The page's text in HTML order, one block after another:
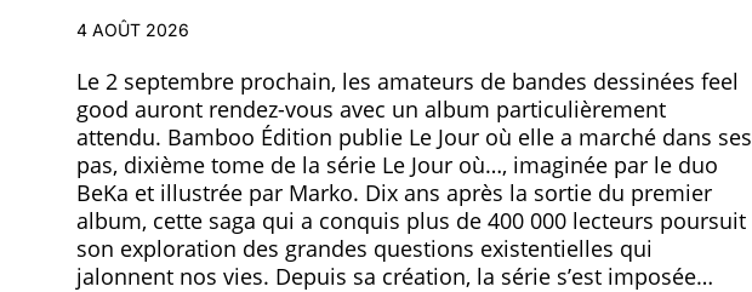
4 AOÛT 2026
Le 2 septembre prochain, les amateurs de bandes dessinées feel
good auront rendez-vous avec un album particulièrement
attendu. Bamboo Édition publie Le Jour où elle a marché dans ses
pas, dixième tome de la série Le Jour où…, imaginée par le duo
BeKa et illustrée par Marko. Dix ans après la sortie du premier
album, cette saga qui a conquis plus de 400 000 lecteurs poursuit
son exploration des grandes questions existentielles qui
jalonnent nos vies. Depuis sa création, la série s’est imposée…